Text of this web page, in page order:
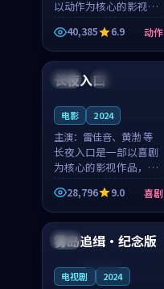
以动作为核心的影视作
品，围绕危机、反转与
人物成长展开，整体节
奏紧凑，值得推荐观
看。
40,385 6.9 动作
中国 高分
长夜入口
电影 2024
主演： 雷佳音、黄渤 等
长夜入口是一部以喜剧
为核心的影视作品，围
绕危机、反转与人物成
长展开，整体节奏紧
凑，值得推荐观看。
28,796 9.0 喜剧
中国
雾岛追缉·纪念版
电视剧 2024